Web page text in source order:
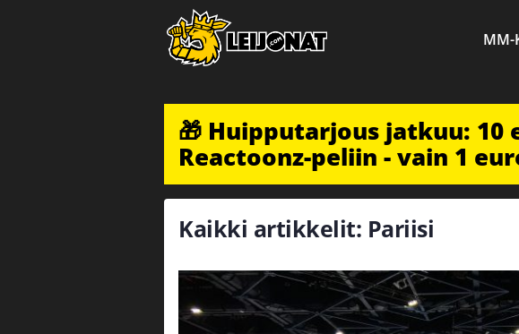
MM-
🎁 Huipputarjous jatkuu:
Reactoonz-peliin - vain 1
Kaikki artikkelit: Pariisi